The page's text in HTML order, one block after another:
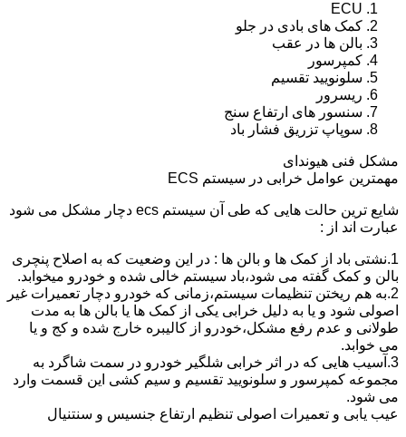
ECU
کمک های بادی در جلو
بالن ها در عقب
کمپرسور
سلونویید تقسیم
ریسرور
سنسور های ارتفاع سنج
سوپاپ تزریق فشار باد
مشکل فنی هیوندای
مهمترین عوامل خرابی در سیستم ECS
شایع ترین حالت هایی که طی آن سیستم ecs دچار مشکل می شود
عبارت اند از :
1.نشتی باد از کمک ها و بالن ها : در این وضعیت که به اصلاح پنچری
بالن و کمک گفته می شود،باد سیستم خالی شده و خودرو میخوابد.
2.به هم ریختن تنظیمات سیستم،زمانی که خودرو دچار تعمیرات غیر
اصولی شود و یا به دلیل خرابی یکی از کمک ها یا بالن ها به مدت
طولانی و عدم رفع مشکل،خودرو از کالیبره خارج شده و کج و یا
می خوابد.
3.آسیب هایی که در اثر خرابی شلگیر خودرو در سمت شاگرد به
مجموعه کمپرسور و سلونویید تقسیم و سیم کشی این قسمت وارد
می شود.
عیب یابی و تعمیرات اصولی تنظیم ارتفاع جنسیس و سنتنیال